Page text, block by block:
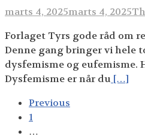
marts 4, 2025marts 4, 2025
Forlaget Tyrs gode råd om
Denne gang bringer vi hele
dysfemisme og eufemisme.
Dysfemisme er når du […]
Posts
navigation
Previous
1
…